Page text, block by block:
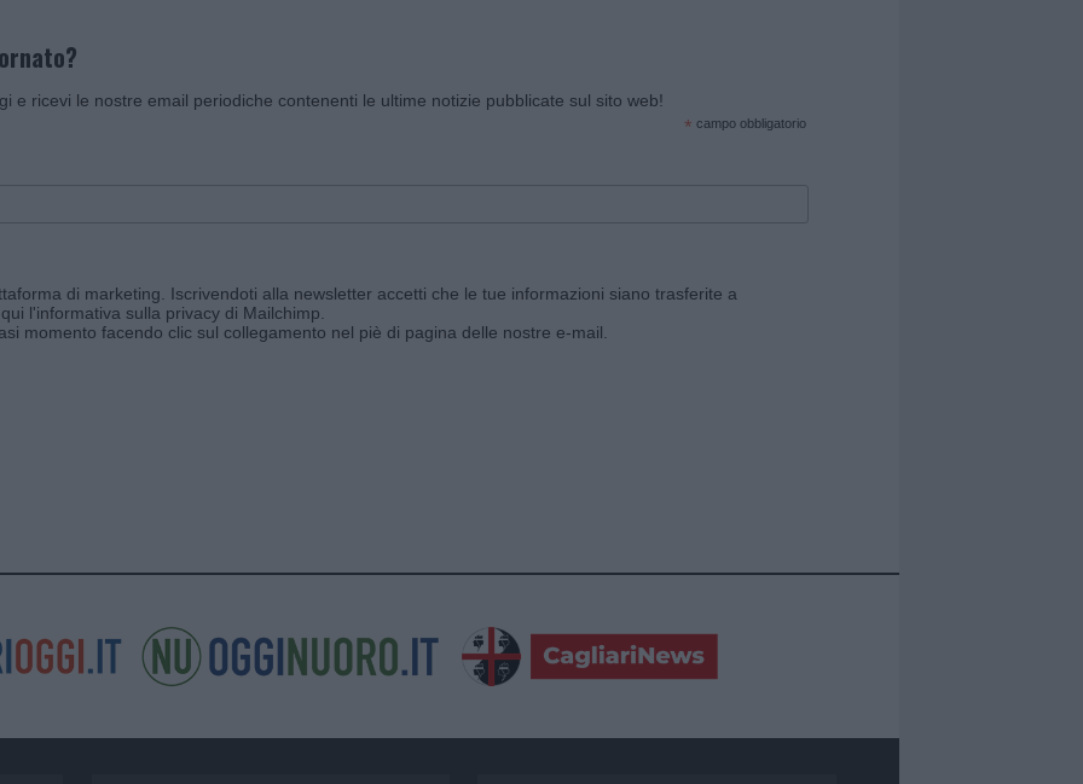
e ricevi le nostre email periodiche contenenti le ultime notizie pubblicate sul sito web!
* campo obbligatorio
di marketing. Iscrivendoti alla newsletter accetti che le tue informazioni siano trasferite a
l'informativa sulla privacy di Mailchimp
momento facendo clic sul collegamento nel piè di pagina delle nostre e-mail.